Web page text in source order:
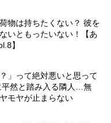
物は持ちたくない？ 彼を
いともったいない！【あ
】
」って絶対悪いと思って
然と踏み入る隣人…無
モヤが止まらない